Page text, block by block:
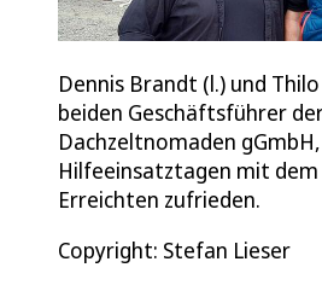
Dennis Brandt (l.) und
beiden Geschäftsführer
Dachzeltnomaden
Hilfeeinsatztagen mit dem
Erreichten zufrieden.
Copyright: Stefan Lieser